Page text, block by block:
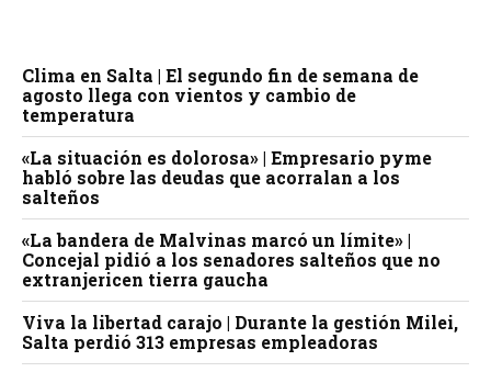
Clima en Salta | El segundo fin de semana de
agosto llega con vientos y cambio de
temperatura
«La situación es dolorosa» | Empresario pyme
habló sobre las deudas que acorralan a los
salteños
«La bandera de Malvinas marcó un límite» |
Concejal pidió a los senadores salteños que no
extranjericen tierra gaucha
Viva la libertad carajo | Durante la gestión Milei,
Salta perdió 313 empresas empleadoras